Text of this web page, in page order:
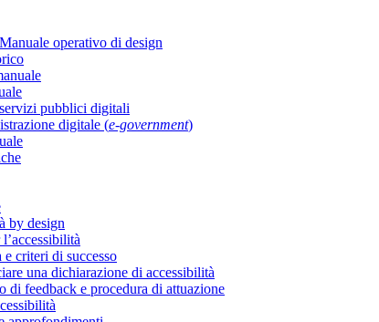
operativo di design
pubblici digitali
digitale (e-government)
by design
criteri di successo
una dichiarazione di accessibilità
di feedback e procedura di attuazione